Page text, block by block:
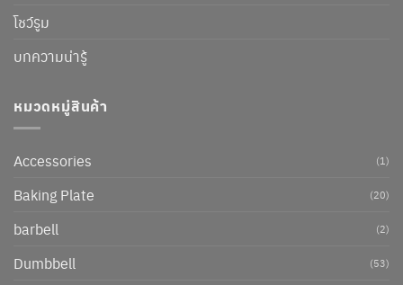
โชว์รูม
บทความน่ารู้
หมวดหมู่สินค้า
Accessories (1)
Baking Plate (20)
barbell (2)
Dumbbell (53)